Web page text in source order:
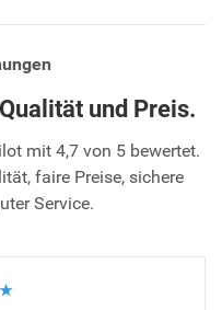
und Preis.
mit 4,7 von 5 bewertet.
faire Preise, sichere
Service.